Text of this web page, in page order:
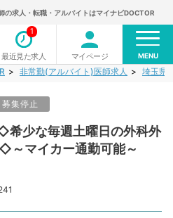
の求人・転職・アルバイトはマイナビDOCTOR
最近見た求人
1
マイページ MENU
非常勤(アルバイト)医師求人 埼玉県
募集停止
希少な毎週土曜日の外科外
～マイカー通勤可能～